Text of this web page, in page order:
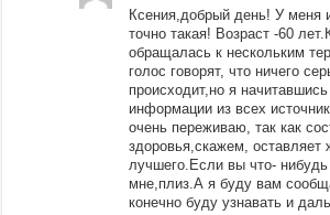
Ксения,добрый день! У меня
точно такая! Возраст -60
обращалась к нескольким
голос говорят, что ничего
происходит,но я
информации из всех
очень переживаю, так как
здоровья,скажем, оставляет
лучшего.Если вы что-
мне,плиз.А я буду вам
конечно буду узнавать и